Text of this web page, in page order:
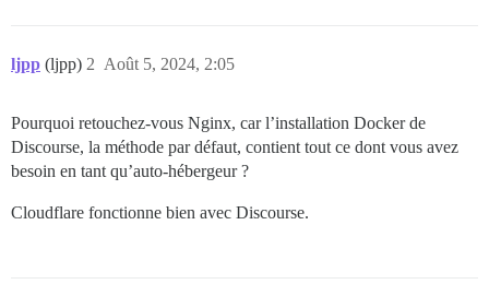
ljpp (ljpp) Août 5, 2024, 2:05
2
Pourquoi retouchez-vous Nginx, car l’installation Docker de
Discourse, la méthode par défaut, contient tout ce dont vous avez
besoin en tant qu’auto-hébergeur ?
Cloudflare fonctionne bien avec Discourse.